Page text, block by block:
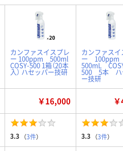
カンファスイスプレ
ー 100ppm 500ml
COSY-500 1箱（20本
入） ハセッパー技研
カンファス
ー
500mL
500 5本 ハ
ー技研
￥16,000
3.3 （3件） 3.3 （3件）